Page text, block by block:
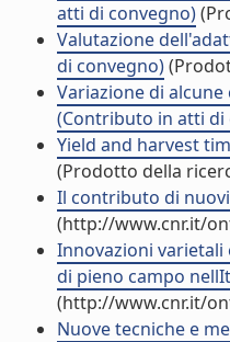
atti di convegno)
Valutazione
di convegno)
Variazione di
(Contributo in atti di
Yield and harvest
(Prodotto della
Il contributo di
(http://www.cnr.it/
Innovazioni varietali
di pieno campo
(http://www.cnr.it/
Nuove tecniche e